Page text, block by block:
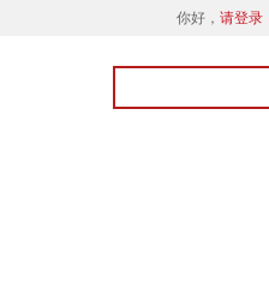
你好， 请登录